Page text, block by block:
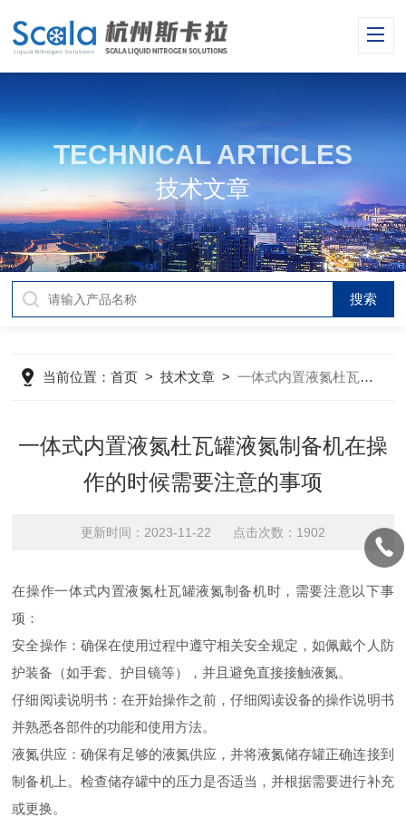
TECHNICAL ARTICLES
技术文章
当前位置：首页 >技术文章 >一体式内置液氮杜瓦罐液氮制备机在操作的时候需要注意的事项
一体式内置液氮杜瓦罐液氮制备机在操
作的时候需要注意的事项
更新时间：2023-11-22 点击次数：1902
在操作一体式内置液氮杜瓦罐液氮制备机时，需要注意以下事
项：
安全操作：确保在使用过程中遵守相关安全规定，如佩戴个人防
护装备（如手套、护目镜等），并且避免直接接触液氮。
仔细阅读说明书：在开始操作之前，仔细阅读设备的操作说明书
并熟悉各部件的功能和使用方法。
液氮供应：确保有足够的液氮供应，并将液氮储存罐正确连接到
制备机上。检查储存罐中的压力是否适当，并根据需要进行补充
或更换。